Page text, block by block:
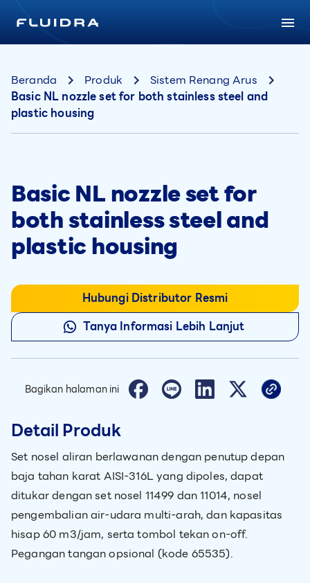
Beranda Produk
Sistem Renang Arus
Basic NL nozzle set for both stainless steel and
plastic housing
Basic NL nozzle set for
both stainless steel and
plastic housing
Hubungi Distributor Resmi
Tanya Informasi Lebih Lanjut
Bagikan halaman ini
Detail Produk
Set nosel aliran berlawanan dengan penutup depan
baja tahan karat AISI-316L yang dipoles, dapat
ditukar dengan set nosel 11499 dan 11014, nosel
pengembalian air-udara multi-arah, dan kapasitas
hisap 60 m3/jam, serta tombol tekan on-off.
Pegangan tangan opsional (kode 65535).